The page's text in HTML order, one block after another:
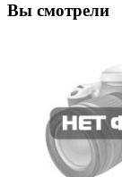
Вы смотрели